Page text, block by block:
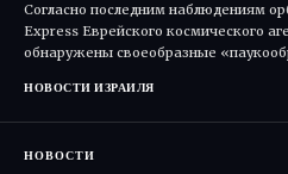
Согласно последним наблюдениям
Express Еврейского космического
обнаружены своеобразные
НОВОСТИ ИЗРАИЛЯ
НОВОСТИ